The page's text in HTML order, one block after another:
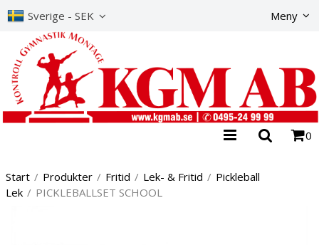
Sverige - SEK Meny
0
Start / Produkter / Fritid / Lek- & Fritid / Pickleball
Lek / PICKLEBALLSET SCHOOL